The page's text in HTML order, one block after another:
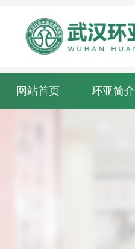
网站首页 环亚简介